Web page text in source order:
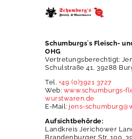
HOME
ÜBER UNS
JOBS
FILIALEN
Schumburgs´s Fleisch-
OHG
Vertretungsberechtigt:
Schulstraße 41, 39288
Tel. +49 (0)3921 3727
Web: www.schumburgs-
wurstwaren.de
E-Mail: jens-
Aufsichtbehörde:
Landkreis Jerichower
Brandenburger Str. 100,